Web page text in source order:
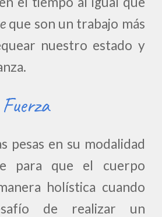
que son un trabajo más
nuestro estado y
pesas en su modalidad
para que el cuerpo
holística cuando
de realizar un